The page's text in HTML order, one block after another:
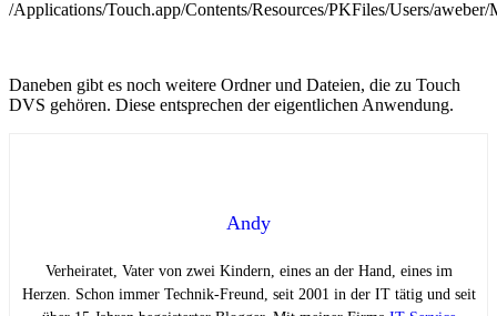
/Applications/Touch.app/Contents/Resources/PKFiles/Users/aweber/
Daneben gibt es noch weitere Ordner und Dateien, die zu Touch
DVS gehören. Diese entsprechen der eigentlichen Anwendung.
Andy
Verheiratet, Vater von zwei Kindern, eines an der Hand, eines im
Herzen. Schon immer Technik-Freund, seit 2001 in der IT tätig und seit